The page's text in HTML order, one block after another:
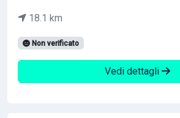
18.1 km
Non verificato
Vedi dettagli